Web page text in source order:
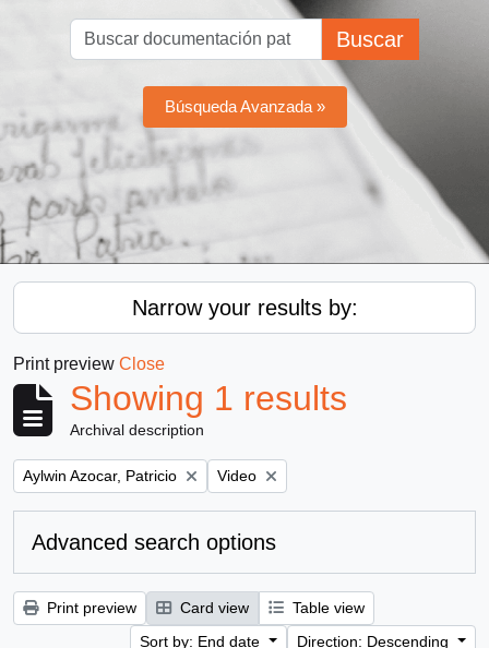
Buscar
Búsqueda Avanzada »
Narrow your results by:
Print preview Close
Showing 1 results
Archival description
Remove filter:
Aylwin Azocar, Patricio Remove filter:
Video
Advanced search options
Print preview Card view
Table view
Sort by: End date
Direction: Descending